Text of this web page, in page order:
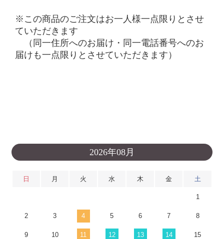
※この商品のご注文はお一人様一点限りとさせ
ていただきます
（同一住所へのお届け・同一電話番号へのお
届けも一点限りとさせていただきます）
2026年08月
日 月 火 水 木 金 土
1
2 3 4 5 6 7 8
9 10 11 12 13 14 15